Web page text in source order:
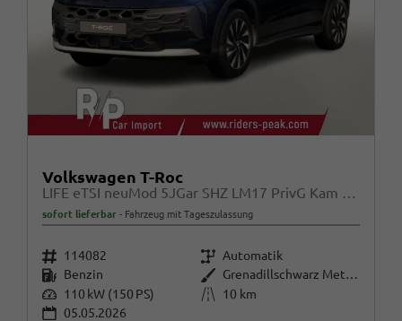
Volkswagen T-Roc
LIFE eTSI neuMod 5JGar SHZ LM17 PrivG Kam Alarm
sofort lieferbar Fahrzeug mit Tageszulassung
Fahrzeugnr. 114082 Getriebe Automatik
Kraftstoff Benzin Außenfarbe
Grenadillschwarz Metallic
Leistung 110 kW (150 PS) Kilometerstand
10 km
05.05.2026